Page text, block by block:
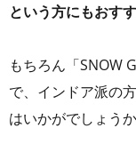
という方にもおす
もちろん「SNOW
で、インドア派の
はいかがでしょうか